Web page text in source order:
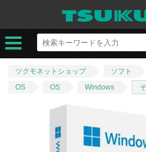
ツクモネットショップ ソフト
OS
OS Windows